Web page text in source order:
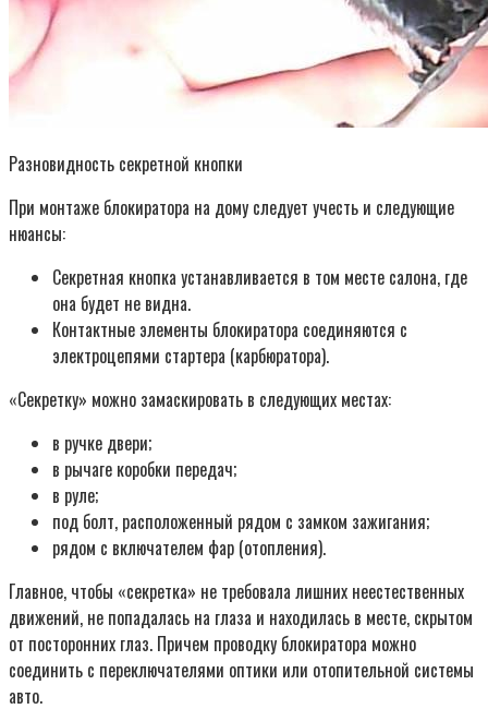
Разновидность секретной кнопки
При монтаже блокиратора на дому следует учесть и следующие
нюансы:
Секретная кнопка устанавливается в том месте салона, где
она будет не видна.
Контактные элементы блокиратора соединяются с
электроцепями стартера (карбюратора).
«Секретку» можно замаскировать в следующих местах:
в ручке двери;
в рычаге коробки передач;
в руле;
под болт, расположенный рядом с замком зажигания;
рядом с включателем фар (отопления).
Главное, чтобы «секретка» не требовала лишних неестественных
движений, не попадалась на глаза и находилась в месте, скрытом
от посторонних глаз. Причем проводку блокиратора можно
соединить с переключателями оптики или отопительной системы
авто.